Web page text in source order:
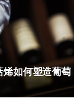
烯如何塑造葡萄